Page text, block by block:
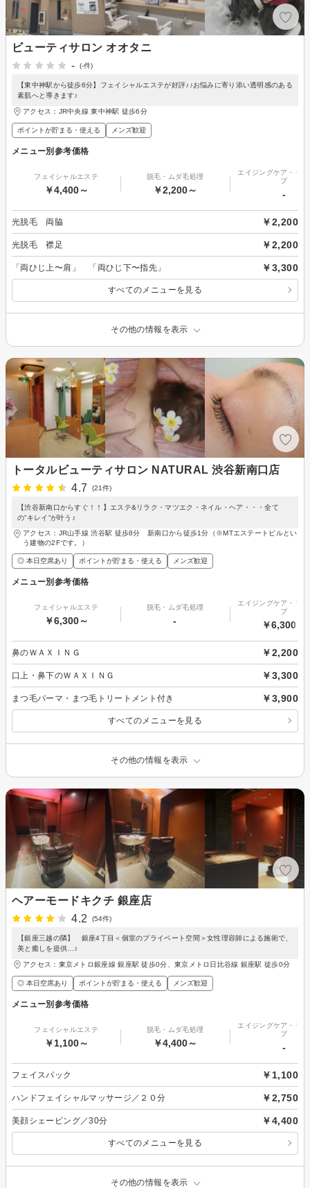
ビューティサロン オオタニ
-
(-件)
【東中神駅から徒歩6分】フェイシャルエステが好評♪♪お悩みに寄り添い透明感のある
素肌へと導きます♪
アクセス：JR中央線 東中神駅 徒歩6分
ポイントが貯まる・使える メンズ歓迎
メニュー別参考価格
フェイシャルエステ
￥4,400～
脱毛・ムダ毛処理
￥2,200～
エイジングケア・リ
プ
-
光脱毛 両脇 ￥2,200
光脱毛 襟足 ￥2,200
「両ひじ上〜肩」 「両ひじ下〜指先」 ￥3,300
すべてのメニューを見る
その他の情報を表示
トータルビューティサロン NATURAL 渋谷新南口店
4.7
(21件)
【渋谷新南口からすぐ！！】エステ&リラク・マツエク・ネイル・ヘア・・・全て
の”キレイ”が叶う♪
アクセス：JR山手線 渋谷駅 徒歩8分 新南口から徒歩1分（※MTエステートビルとい
う建物の2Fです。）
◎ 本日空席あり ポイントが貯まる・使える メンズ歓迎
メニュー別参考価格
フェイシャルエステ
￥6,300～
脱毛・ムダ毛処理
-
エイジングケア・リ
プ
￥6,300～
鼻のＷＡＸＩＮＧ ￥2,200
口上・鼻下のＷＡＸＩＮＧ ￥3,300
まつ毛パーマ・まつ毛トリートメント付き ￥3,900
すべてのメニューを見る
その他の情報を表示
ヘアーモードキクチ 銀座店
4.2
(54件)
【銀座三越の隣】 銀座4丁目＜個室のプライベート空間＞女性理容師による施術で、
美と癒しを提供…♪
アクセス：東京メトロ銀座線 銀座駅 徒歩0分、東京メトロ日比谷線 銀座駅 徒歩0分
◎ 本日空席あり ポイントが貯まる・使える メンズ歓迎
メニュー別参考価格
フェイシャルエステ
￥1,100～
脱毛・ムダ毛処理
￥4,400～
エイジングケア・リ
プ
-
フェイスパック ￥1,100
ハンドフェイシャルマッサージ／２０分 ￥2,750
美顔シェービング／30分 ￥4,400
すべてのメニューを見る
その他の情報を表示